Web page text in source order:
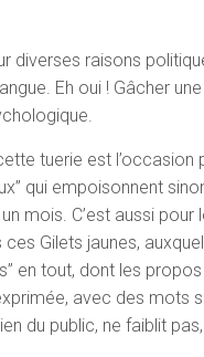
diverses raisons
Eh oui ! Gâcher
tuerie est l’occasion
qui empoisonnent
mois. C’est aussi pour
Gilets jaunes,
en tout, dont les
avec des mots
du public, ne faiblit